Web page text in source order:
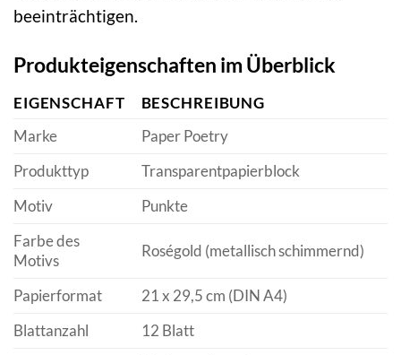
beeinträchtigen.
Produkteigenschaften im Überblick
EIGENSCHAFT
BESCHREIBUNG
Marke
Paper Poetry
Produkttyp
Transparentpapierblock
Motiv
Punkte
Farbe des
Motivs
Roségold (metallisch schimmernd)
Papierformat
21 x 29,5 cm (DIN A4)
Blattanzahl
12 Blatt